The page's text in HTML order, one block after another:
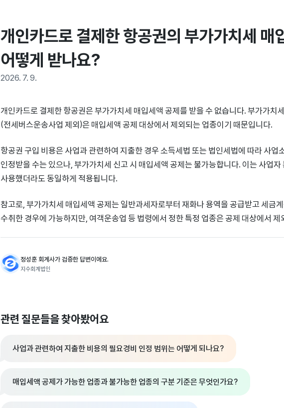
개인카드로 결제한 항공권의 부가가치세 매
어떻게 받나요?
2026. 7. 9.
개인카드로 결제한 항공권은 부가가치세 매입세액 공제를 받을 수 없습니다. 부가가치
(전세버스운송사업 제외)은 매입세액 공제 대상에서 제외되는 업종이기 때문입니다.
항공권 구입 비용은 사업과 관련하여 지출한 경우 소득세법 또는 법인세법에 따라 사업
인정받을 수는 있으나, 부가가치세 신고 시 매입세액 공제는 불가능합니다. 이는 사업
사용했더라도 동일하게 적용됩니다.
참고로, 부가가치세 매입세액 공제는 일반과세자로부터 재화나 용역을 공급받고 세금
수취한 경우에 가능하지만, 여객운송업 등 법령에서 정한 특정 업종은 공제 대상에서 제
정성훈 회계사가 검증한 답변이에요.
지수회계법인
관련 질문들을 찾아봤어요
사업과 관련하여 지출한 비용의 필요경비 인정 범위는 어떻게 되나요?
매입세액 공제가 가능한 업종과 불가능한 업종의 구분 기준은 무엇인가요?